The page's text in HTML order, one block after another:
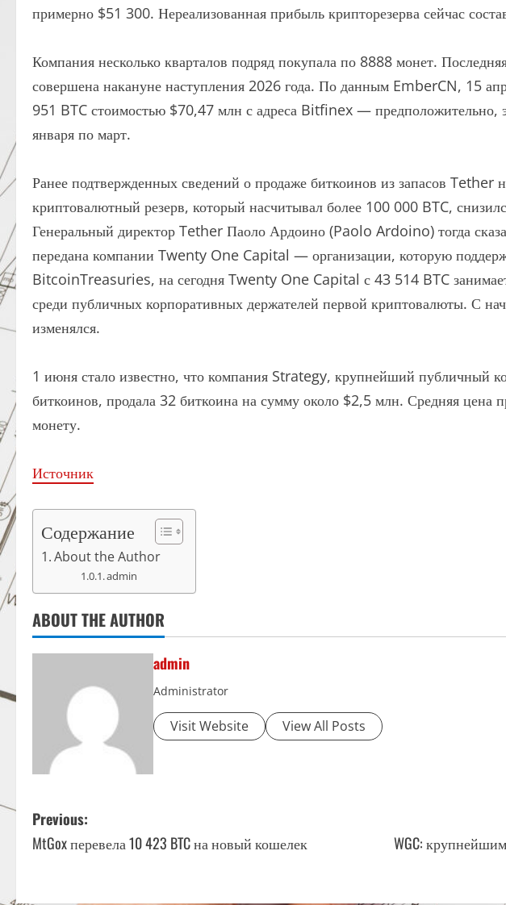
примерно $51 300. Нереализованная прибыль крипторезерва сейчас
Компания несколько кварталов подряд покупала по 8888 монет.
совершена накануне наступления 2026 года. По данным EmberCN, 15
951 BTC стоимостью $70,47 млн с адреса Bitfinex — предположительно,
января по март.
Ранее подтвержденных сведений о продаже биткоинов из запасов
криптовалютный резерв, который насчитывал более 100 000 BTC,
Генеральный директор Tether Паоло Ардоино (Paolo Ardoino) тогда
передана компании Twenty One Capital — организации, которую
BitcoinTreasuries, на сегодня Twenty One Capital с 43 514 BTC
среди публичных корпоративных держателей первой криптовалюты. С
изменялся.
1 июня стало известно, что компания Strategy, крупнейший публичный
биткоинов, продала 32 биткоина на сумму около $2,5 млн. Средняя цена
монету.
Источник
Содержание
About the Author
admin
ABOUT THE AUTHOR
admin
Administrator
Visit Website View All Posts
P
o
Previous:
MtGox перевела 10 423 BTC на новый кошелек
WGC: